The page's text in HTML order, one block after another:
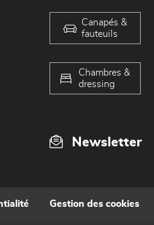
Canapés &
fauteuils
Chambres &
dressing
Newsletter
Gestion des cookies